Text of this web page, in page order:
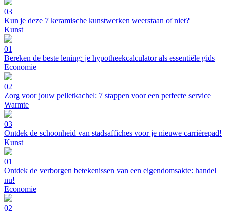
03
Kun je deze 7 keramische kunstwerken weerstaan of niet?
Kunst
01
Bereken de beste lening: je hypotheekcalculator als essentiële gids
Economie
02
Zorg voor jouw pelletkachel: 7 stappen voor een perfecte service
Warmte
03
Ontdek de schoonheid van stadsaffiches voor je nieuwe carrièrepad!
Kunst
01
Ontdek de verborgen betekenissen van een eigendomsakte: handel
nu!
Economie
02